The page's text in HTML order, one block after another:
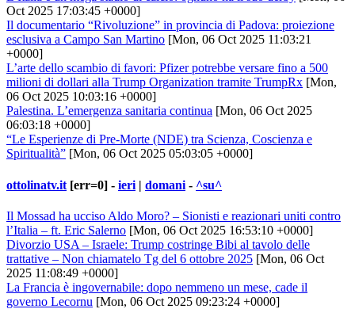
Oct 2025 17:03:45 +0000]
Il documentario “Rivoluzione” in provincia di Padova: proiezione
esclusiva a Campo San Martino [Mon, 06 Oct 2025 11:03:21
+0000]
L’arte dello scambio di favori: Pfizer potrebbe versare fino a 500
milioni di dollari alla Trump Organization tramite TrumpRx [Mon,
06 Oct 2025 10:03:16 +0000]
Palestina. L’emergenza sanitaria continua [Mon, 06 Oct 2025
06:03:18 +0000]
“Le Esperienze di Pre-Morte (NDE) tra Scienza, Coscienza e
Spiritualità” [Mon, 06 Oct 2025 05:03:05 +0000]
ottolinatv.it [err=0] - ieri | domani - ^su^
Il Mossad ha ucciso Aldo Moro? – Sionisti e reazionari uniti contro
l’Italia – ft. Eric Salerno [Mon, 06 Oct 2025 16:53:10 +0000]
Divorzio USA – Israele: Trump costringe Bibi al tavolo delle
trattative – Non chiamatelo Tg del 6 ottobre 2025 [Mon, 06 Oct
2025 11:08:49 +0000]
La Francia è ingovernabile: dopo nemmeno un mese, cade il
governo Lecornu [Mon, 06 Oct 2025 09:23:24 +0000]